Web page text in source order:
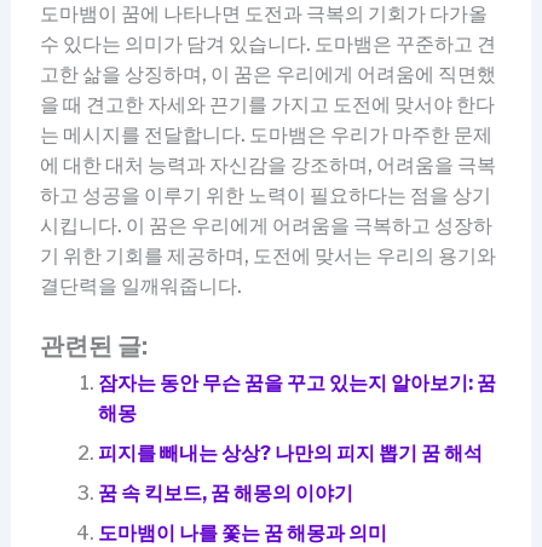
도마뱀이 꿈에 나타나면 도전과 극복의 기회가 다가올
수 있다는 의미가 담겨 있습니다. 도마뱀은 꾸준하고 견
고한 삶을 상징하며, 이 꿈은 우리에게 어려움에 직면했
을 때 견고한 자세와 끈기를 가지고 도전에 맞서야 한다
는 메시지를 전달합니다. 도마뱀은 우리가 마주한 문제
에 대한 대처 능력과 자신감을 강조하며, 어려움을 극복
하고 성공을 이루기 위한 노력이 필요하다는 점을 상기
시킵니다. 이 꿈은 우리에게 어려움을 극복하고 성장하
기 위한 기회를 제공하며, 도전에 맞서는 우리의 용기와
결단력을 일깨워줍니다.
관련된 글:
잠자는 동안 무슨 꿈을 꾸고 있는지 알아보기: 꿈
해몽
피지를 빼내는 상상? 나만의 피지 뽑기 꿈 해석
꿈 속 킥보드, 꿈 해몽의 이야기
도마뱀이 나를 쫓는 꿈 해몽과 의미